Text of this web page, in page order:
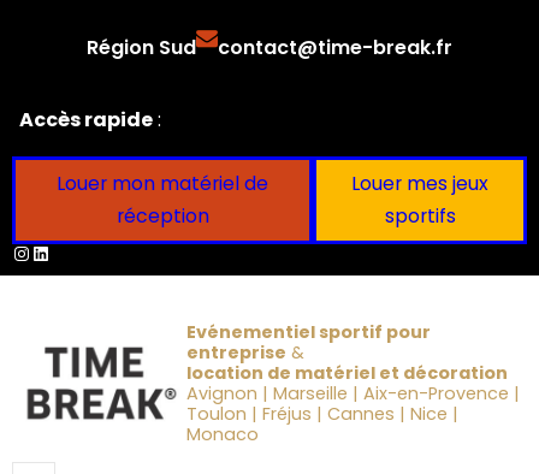
Région Sud contact@time-break.fr
Accès rapide:
Louer mon matériel de
réception
Louer mes jeux
sportifs
Instagram
LinkedIn
Evénementiel sportif pour
entreprise &
location de matériel et décoration
Avignon | Marseille | Aix-en-Provence |
Toulon | Fréjus | Cannes | Nice |
Monaco